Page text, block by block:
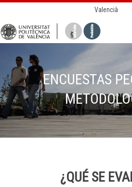
Valencià
ENCUESTAS
¿QUÉ SE